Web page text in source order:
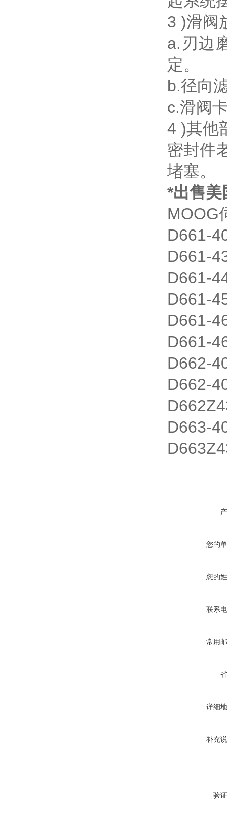
3 )滑阀
a.刃边
定。
b.径向
c.滑阀
4 )其他
密封件
堵塞。
*出售美
MOOG
D661-
D661-
D661-
D661-
D661-
D661-
D662-
D662-
D663-
您的
您的
联系
常用
详细
补充
验